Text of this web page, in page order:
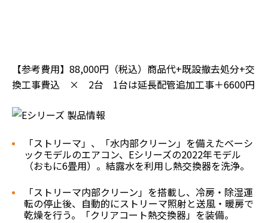
【参考費用】88,000円（税込）商品代+既設撤去処分+交
換工事費込 × 2台 1台は延長配管追加工事＋6600円
「ストリーマ」、「水内部クリーン」を備えたベーシ
ックモデルのエアコン、Eシリーズの2022年モデル
（おもに6畳用）。結露水を利用し熱交換器を洗浄。
「ストリーマ内部クリーン」を搭載し、冷房・除湿運
転の停止後、自動的にストリーマ照射と送風・暖房で
乾燥を行う。「クリアコート熱交換器」を装備。